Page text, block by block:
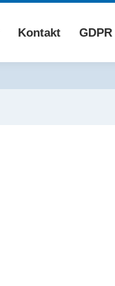
Kontakt GDPR